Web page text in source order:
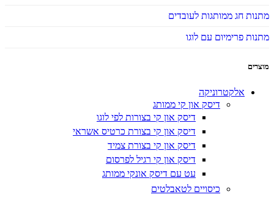
מתנות חג ממותגות לעובדים
מתנות פרימיום עם לוגו
מוצרים
אלקטרוניקה
דיסק און קי ממותג
דיסק און קי בצורות לפי לוגו
דיסק און קי בצורת כרטיס אשראי
דיסק און קי בצורת צמיד
דיסק און קי רגיל לפרסום
עט עם דיסק אונקי ממותג
כיסויים לטאבלטים